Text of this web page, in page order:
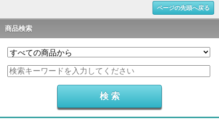
ページの先頭へ戻る
商品検索